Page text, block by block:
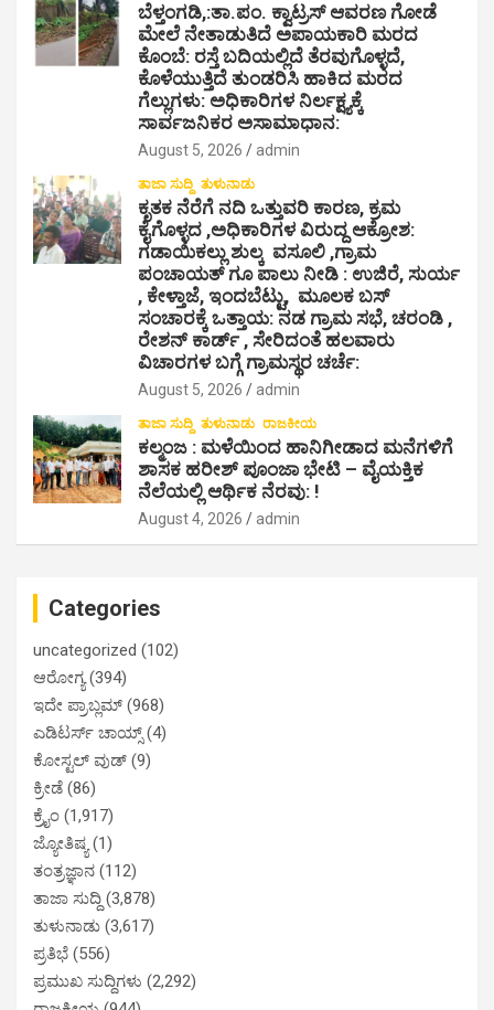
ಬೆಳ್ತಂಗಡಿ,:ತಾ.ಪಂ‌. ಕ್ವಾಟ್ರಸ್ ಆವರಣ ಗೋಡೆ
ಮೇಲೆ ನೇತಾಡುತಿದೆ ಅಪಾಯಕಾರಿ ಮರದ
ಕೊಂಬೆ: ರಸ್ತೆ ಬದಿಯಲ್ಲಿದೆ ತೆರವುಗೊಳ್ಳದೆ,
ಕೊಳೆಯುತ್ತಿದೆ ತುಂಡರಿಸಿ ಹಾಕಿದ ಮರದ
ಗೆಲ್ಲುಗಳು: ಅಧಿಕಾರಿಗಳ ನಿರ್ಲಕ್ಷ್ಯಕ್ಕೆ
ಸಾರ್ವಜನಿಕರ ಅಸಾಮಾಧಾನ:
August 5, 2026 admin
ತಾಜಾ ಸುದ್ದಿ ತುಳುನಾಡು
ಕೃತಕ ನೆರೆಗೆ ನದಿ ಒತ್ತುವರಿ ಕಾರಣ, ಕ್ರಮ
ಕೈಗೊಳ್ಳದ ,ಅಧಿಕಾರಿಗಳ ವಿರುದ್ದ ಆಕ್ರೋಶ:
ಗಡಾಯಿಕಲ್ಲು ಶುಲ್ಕ ವಸೂಲಿ ,ಗ್ರಾಮ
ಪಂಚಾಯತ್ ಗೂ ಪಾಲು ನೀಡಿ : ಉಜಿರೆ, ಸುರ್ಯ
, ಕೇಳ್ತಾಜೆ, ಇಂದಬೆಟ್ಟು, ಮೂಲಕ ಬಸ್
ಸಂಚಾರಕ್ಕೆ ಒತ್ತಾಯ: ನಡ ಗ್ರಾಮ ಸಭೆ, ಚರಂಡಿ ,
ರೇಶನ್ ಕಾರ್ಡ್ , ಸೇರಿದಂತೆ ಹಲವಾರು
ವಿಚಾರಗಳ ಬಗ್ಗೆ ಗ್ರಾಮಸ್ಥರ ಚರ್ಚೆ:
August 5, 2026 admin
ತಾಜಾ ಸುದ್ದಿ ತುಳುನಾಡು ರಾಜಕೀಯ
ಕಲ್ಮಂಜ : ಮಳೆಯಿಂದ ಹಾನಿಗೀಡಾದ ಮನೆಗಳಿಗೆ
ಶಾಸಕ ಹರೀಶ್ ಪೂಂಜಾ ಭೇಟಿ – ವೈಯಕ್ತಿಕ
ನೆಲೆಯಲ್ಲಿ ಆರ್ಥಿಕ‌ ನೆರವು: !
August 4, 2026 admin
Categories
uncategorized (102)
ಆರೋಗ್ಯ(394)
ಇದೇ ಪ್ರಾಬ್ಲಮ್ (968)
ಎಡಿಟರ್ಸ್ ಚಾಯ್ಸ್(4)
ಕೋಸ್ಟಲ್ ವುಡ್ (9)
ಕ್ರೀಡೆ (86)
ಕ್ರೈಂ (1,917)
ಜ್ಯೋತಿಷ್ಯ(1)
ತಂತ್ರಜ್ಞಾನ (112)
ತಾಜಾ ಸುದ್ದಿ (3,878)
ತುಳುನಾಡು (3,617)
ಪ್ರತಿಭೆ (556)
ಪ್ರಮುಖ ಸುದ್ದಿಗಳು (2,292)